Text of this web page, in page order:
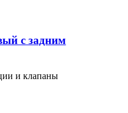
с задним
и клапаны